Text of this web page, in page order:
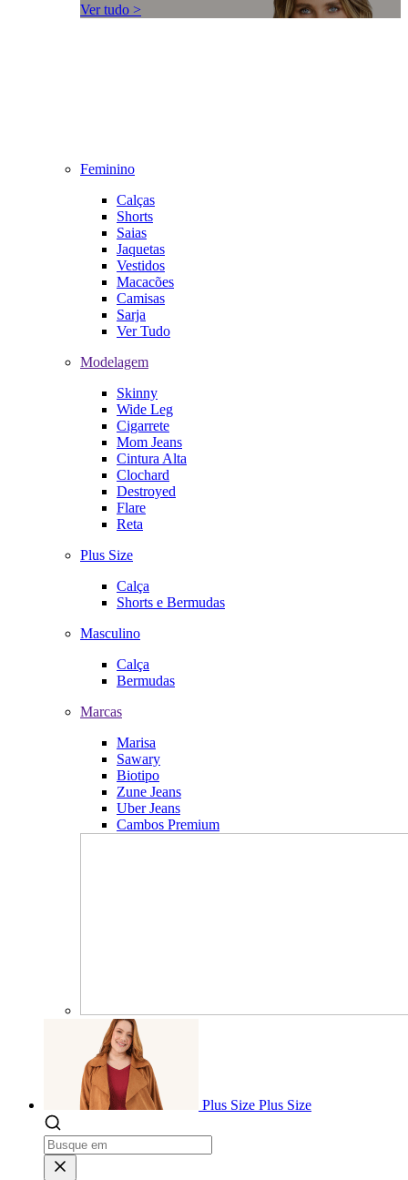
Ver tudo >
Feminino
Calças
Shorts
Saias
Jaquetas
Vestidos
Macacões
Camisas
Sarja
Ver Tudo
Modelagem
Skinny
Wide Leg
Cigarrete
Mom Jeans
Cintura Alta
Clochard
Destroyed
Flare
Reta
Plus Size
Calça
Shorts e Bermudas
Masculino
Calça
Bermudas
Marcas
Marisa
Sawary
Biotipo
Zune Jeans
Uber Jeans
Cambos Premium
Plus Size Plus Size